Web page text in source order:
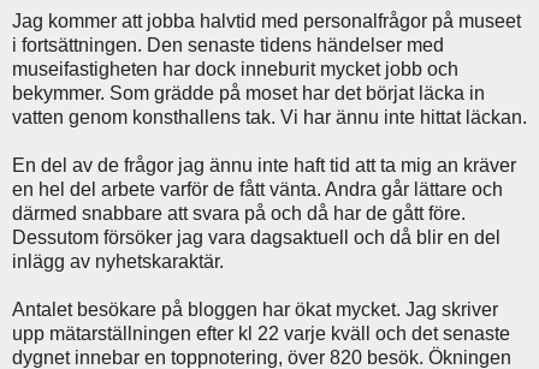
Jag kommer att jobba halvtid med personalfrågor på museet
i fortsättningen. Den senaste tidens händelser med
museifastigheten har dock inneburit mycket jobb och
bekymmer. Som grädde på moset har det börjat läcka in
vatten genom konsthallens tak. Vi har ännu inte hittat läckan.
En del av de frågor jag ännu inte haft tid att ta mig an kräver
en hel del arbete varför de fått vänta. Andra går lättare och
därmed snabbare att svara på och då har de gått före.
Dessutom försöker jag vara dagsaktuell och då blir en del
inlägg av nyhetskaraktär.
Antalet besökare på bloggen har ökat mycket. Jag skriver
upp mätarställningen efter kl 22 varje kväll och det senaste
dygnet innebar en toppnotering, över 820 besök. Ökningen